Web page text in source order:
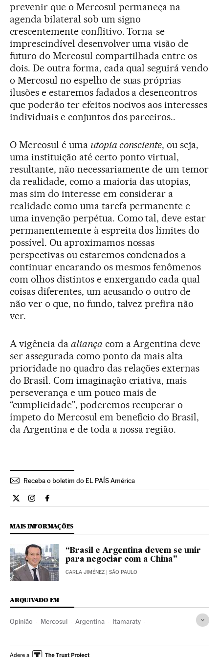
prevenir que o Mercosul permaneça na
agenda bilateral sob um signo
crescentemente conflitivo. Torna-se
imprescindível desenvolver uma visão de
futuro do Mercosul compartilhada entre os
dois. De outra forma, cada qual seguirá vendo
o Mercosul no espelho de suas próprias
ilusões e estaremos fadados a desencontros
que poderão ter efeitos nocivos aos interesses
individuais e conjuntos dos parceiros..
O Mercosul é uma utopia consciente, ou seja,
uma instituição até certo ponto virtual,
resultante, não necessariamente de um temor
da realidade, como a maioria das utopias,
mas sim do interesse em considerar a
realidade como uma tarefa permanente e
uma invenção perpétua. Como tal, deve estar
permanentemente à espreita dos limites do
possível. Ou aproximamos nossas
perspectivas ou estaremos condenados a
continuar encarando os mesmos fenômenos
com olhos distintos e enxergando cada qual
coisas diferentes, um acusando o outro de
não ver o que, no fundo, talvez prefira não
ver.
A vigência da aliança com a Argentina deve
ser assegurada como ponto da mais alta
prioridade no quadro das relações externas
do Brasil. Com imaginação criativa, mais
perseverança e um pouco mais de
“cumplicidade”, poderemos recuperar o
ímpeto do Mercosul em benefício do Brasil,
da Argentina e de toda a nossa região.
Receba o boletim do EL PAÍS América
Opiniao El País Brasil en Twitter
Opiniao El País Brasil en Instagram
Opiniao El País Brasil en Facebook
MAIS INFORMAÇÕES
“Brasil e Argentina devem se unir
para negociar com a China”
CARLA JIMÉNEZ | SÃO PAULO
ARQUIVADO EM
Opinião Mercosul Argentina Itamaraty
Brasil Relações internacionais
Adere a